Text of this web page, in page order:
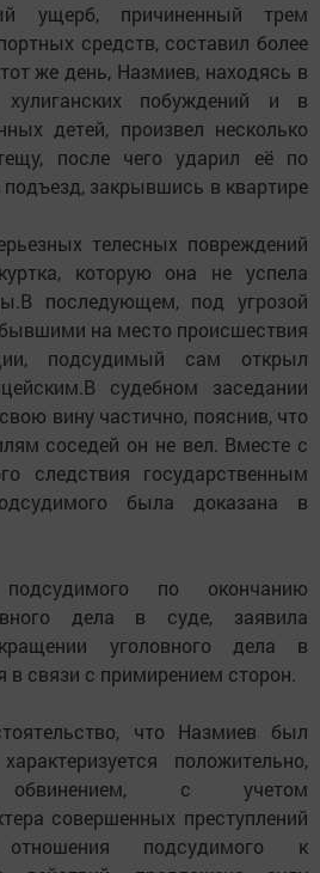
ущерб, причиненный трем
средств, составил более
же день, Назмиев, находясь в
побуждений и в
детей, произвел несколько
после чего ударил её по
закрывшись в квартире
телесных повреждений
которую она не успела
последующем, под угрозой
на место происшествия
подсудимый сам открыл
судебном заседании
вину частично, пояснив, что
соседей он не вел. Вместе с
следствия государственным
была доказана в
по окончанию
дела в суде, заявила
уголовного дела в
в связи с примирением сторон.
что Назмиев был
положительно,
обвинением, с учетом
совершенных преступлений
подсудимого к